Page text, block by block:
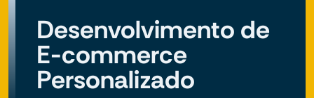
Desenvolvimento de
E-commerce
Personalizado